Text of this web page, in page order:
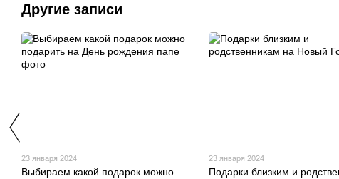
Другие записи
23 января 2024
Выбираем какой подарок можно
23 января 2024
Подарки близким и